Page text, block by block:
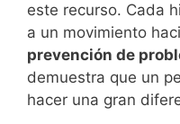
este recurso. Cada
a un movimiento
prevención de
demuestra que un
hacer una gran